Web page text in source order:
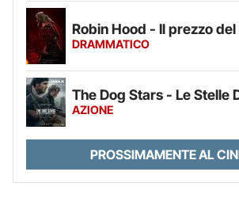
Robin Hood - Il prezzo
DRAMMATICO
The Dog Stars - Le Stelle
AZIONE
PROSSIMAMENTE AL